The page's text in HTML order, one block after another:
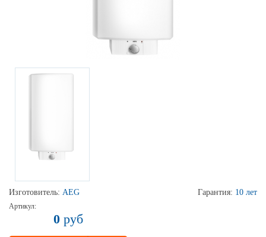
Изготовитель: AEG Гарантия: 10 лет
Артикул:
0 руб